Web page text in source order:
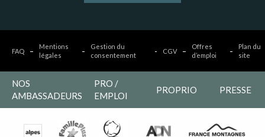
FAQ
Mentions
légales
Gestion du
consentement
CGV
Offres
d’emploi
Plan du
site
NOS
AMBASSADEURS
PRO /
EMPLOI
PROPRIO PRESSE